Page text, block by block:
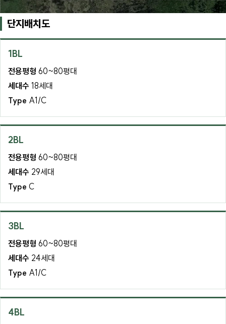
단지배치도
1BL
전용평형 60~80평대
세대수 18세대
Type A1/C
2BL
전용평형 60~80평대
세대수 29세대
Type C
3BL
전용평형 60~80평대
세대수 24세대
Type A1/C
4BL